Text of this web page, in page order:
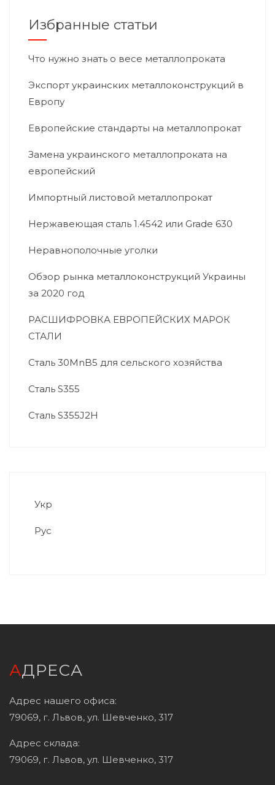
Избранные статьи
Что нужно знать о весе металлопроката
Экспорт украинских металлоконструкций в
Европу
Европейские стандарты на металлопрокат
Замена украинского металлопроката на
европейский
Импортный листовой металлопрокат
Нержавеющая сталь 1.4542 или Grade 630
Неравнополочные уголки
Обзор рынка металлоконструкций Украины
за 2020 год
РАСШИФРОВКА ЕВРОПЕЙСКИХ МАРОК
СТАЛИ
Сталь 30MnB5 для сельского хозяйства
Сталь S355
Сталь S355J2H
Укр
Рус
АДРЕСА
Адрес нашего офиса:
79069, г. Львов, ул. Шевченко, 317
Адрес склада:
79069, г. Львов, ул. Шевченко, 317